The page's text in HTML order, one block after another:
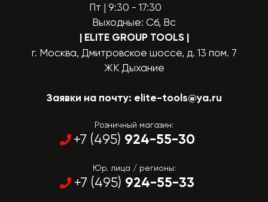
Пт | 9:30 - 17:30
Выходные: Сб, Вс
| ELITE GROUP TOOLS |
г. Москва, Дмитровское шоссе, д. 13 пом. 7
ЖК Дыхание
Заявки на почту: elite-tools@ya.ru
Розничный магазин:
+7 (495) 924-55-30
Юр. лица / регионы:
+7 (495) 924-55-33